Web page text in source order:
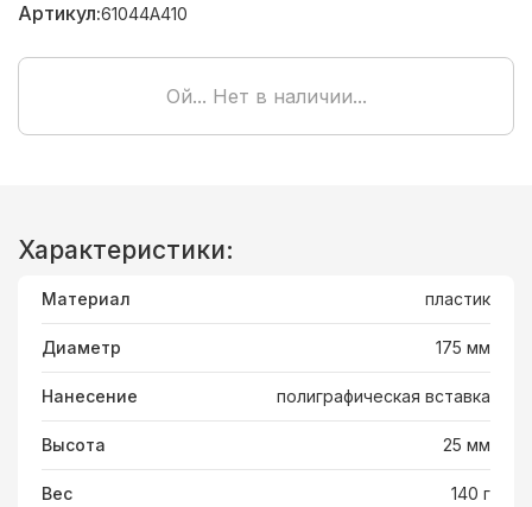
Артикул:61044A410
Ой... Нет в наличии...
Характеристики:
Материал пластик
Диаметр 175 мм
Нанесение полиграфическая вставка
Высота 25 мм
Вес 140 г